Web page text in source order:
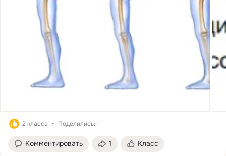
2 класса Поделились: 1
Комментировать 1 Класс